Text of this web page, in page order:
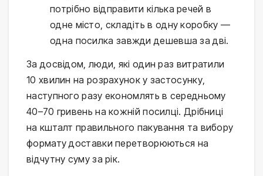
потрібно відправити кілька речей в
одне місто, складіть в одну коробку —
одна посилка завжди дешевша за дві.
За досвідом, люди, які один раз витратили
10 хвилин на розрахунок у застосунку,
наступного разу економлять в середньому
40–70 гривень на кожній посилці. Дрібниці
на кшталт правильного пакування та вибору
формату доставки перетворюються на
відчутну суму за рік.